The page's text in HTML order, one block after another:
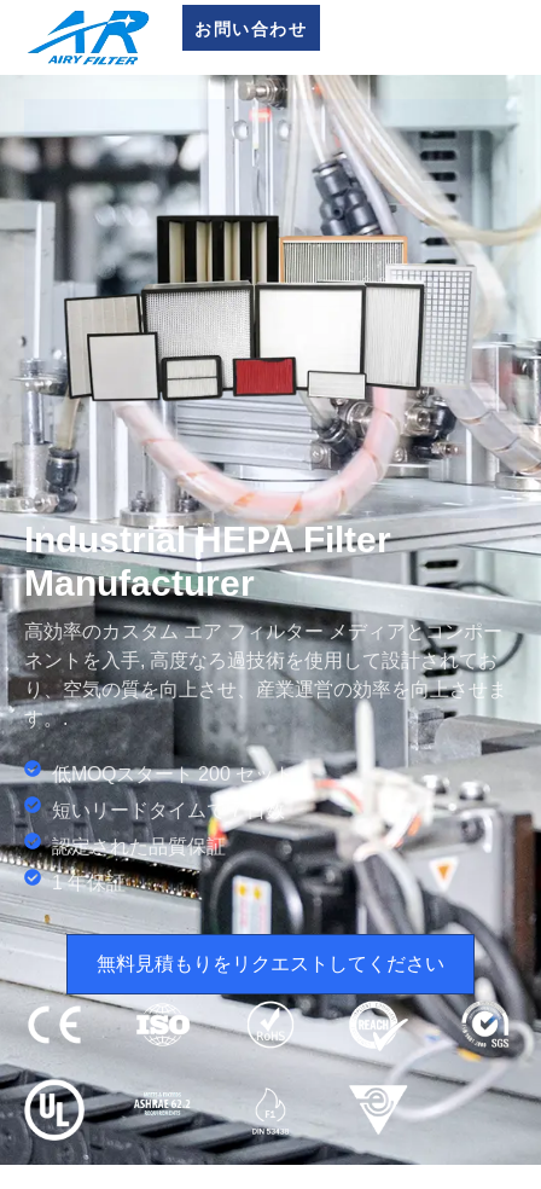
お問い合わせ
Industrial HEPA Filter
Manufacturer
高効率のカスタム エア フィルター メディアとコンポー
ネントを入手, 高度なろ過技術を使用して設計されてお
り、空気の質を向上させ、産業運営の効率を向上させま
す。.
低MOQスタート 200 セット
短いリードタイムで 7 日数
認定された品質保証
1 年保証
無料見積もりをリクエストしてください